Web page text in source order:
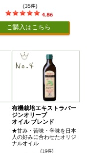
ご購入はこちら
有機栽培エキストラバー
ジンオリーブ
オイル ブレンド
★甘み・苦味・辛味を日本
人の好みに合わせたオリジ
ナルオイル